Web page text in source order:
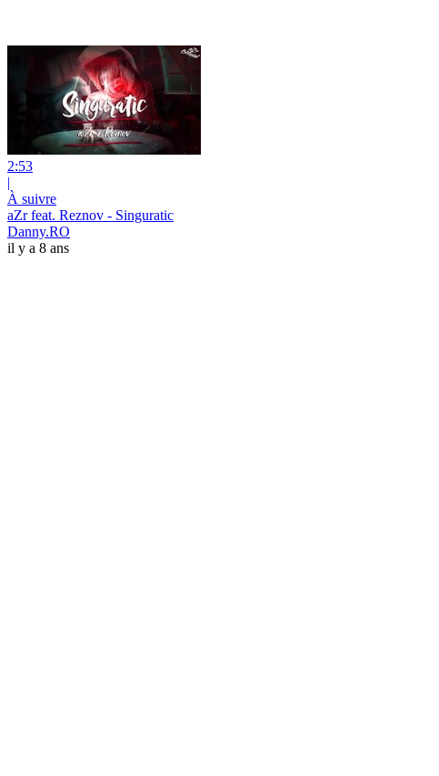
2:53
|
À suivre
aZr feat. Reznov - Singuratic
Danny.RO
il y a 8 ans